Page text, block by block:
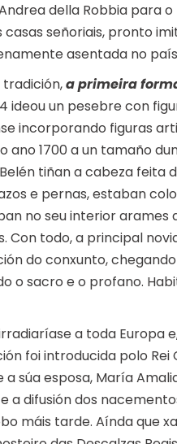
della Robbia para
señoriais, pronto
asentada no
tradición,a primeira
ideou un pesebre con
incorporando figuras
ano 1700 a un tamaño
tiñan a cabeza
e pernas, estaban
no seu interior arames
Con todo, a principal
do conxunto,
o sacro e o profano.
a toda Europa
foi introducida polo Rei
a súa esposa, María
a difusión dos
máis tarde. Aínda que